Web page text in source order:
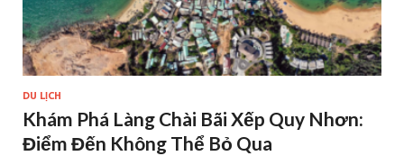
DU LỊCH
Khám Phá Làng Chài Bãi Xếp Quy Nhơn:
Điểm Đến Không Thể Bỏ Qua